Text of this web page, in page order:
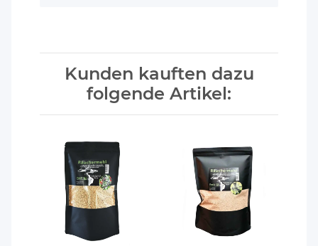
Kunden kauften dazu
folgende Artikel: